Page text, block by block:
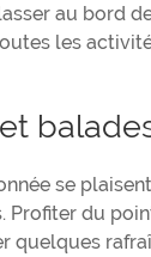
au bord
les
se
Profiter du
quelques